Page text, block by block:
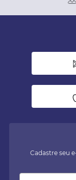
Cadastre seu